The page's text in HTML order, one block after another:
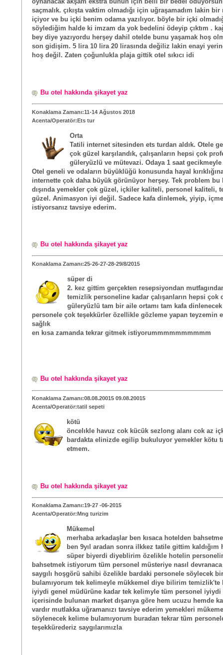
oynanacak akşam ekstra bunun için belli bir bedel
saçmalık. çıkışta vaktim olmadığı için uğraşamadım lakin
içiyor ve bu içki benim odama yazılıyor. böyle bir içki
söylediğim halde ki imzam da yok bedelini ödeyip çıktım .
bey diye yazıyordu herşey dahil otelde bunu yaşamak hoş
son gidişim. 5 lira 10 lira 20 lirasında değiliz lakin enayi
hoş değil. Zaten çoğunlukla plaja gittik otel sıkıcı idi
Bu otel hakkında şikayet yaz
Konaklama Zamanı:11-14 Ağustos 2018
Acenta/Operatör:Ets tur
Orta
Tatili internet sitesinden ets turdan aldık. Otele
çok güzel karşılandık, çalışanların hepsi çok
güleryüzlü ve mütevazi. Odaya 1 saat gecikmeyle
Otel geneli ve odaların büyüklüğü konusunda hayal
internette çok daha büyük görünüyor herşey. Tek problem bu
dışında yemekler çok güzel, içkiler kaliteli, personel kaliteli,
güzel. Animasyon iyi değil. Sadece kafa dinlemek, yiyip,
istiyorsanız tavsiye ederim.
Bu otel hakkında şikayet yaz
Konaklama Zamanı:25-26-27-28-29/8/2015
süper di
2. kez gittim gerçekten resepsiyondan
temizlik personeline kadar çalışanların hepsi çok
güleryüzlü tam bir aile ortamı tam kafa
personele çok teşekkürler özellikle gözleme yapan teyzemin
sağlık
en kısa zamanda tekrar gitmek istiyorummmmmmmmmm
Bu otel hakkında şikayet yaz
Konaklama Zamanı:08.08.20015 09.08.20015
Acenta/Operatör:tatil sepeti
kötü
öncelıkle havuz cok kücük sezlong alanı cok az
bardakta elinizde egilip bukuluyor yemekler kötu
etmem.
Bu otel hakkında şikayet yaz
Konaklama Zamanı:19-27 -06-2015
Acenta/Operatör:Mng turizim
Mükemel
merhaba arkadaşlar ben kısaca hotelden
ben 9yıl aradan sonra ilkkez tatile gittim kaldığım
süper biyerdi diyeblirim özelikle hotelin
bahsetmek istiyorum tüm personel müsteriye nasıl
saygılı hoşgörü sahibi özelikle bardaki personele söylecek
bulamıyorum tek kelimeyle mükkemel diye bilirim temizlik'te
iyiydi genel müdürüne kadar tek kelimyle tüm personel iyiydi
içerisinde bulunan market dışarıya göre hem ucuzu hemde
vardır mutlakka uğramanızı tavsiye ederim yemekleri
söylenecek kelime bulamıyorum buradan tekrar tüm
teşekkürederiz saygılarımızla